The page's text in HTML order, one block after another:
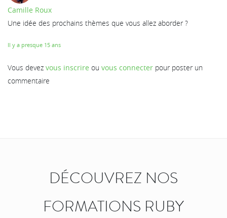
Camille Roux
Une idée des prochains thèmes que vous allez aborder ?
Il y a presque 15 ans
Vous devez vous inscrire ou vous connecter pour poster un
commentaire
DÉCOUVREZ NOS
FORMATIONS RUBY